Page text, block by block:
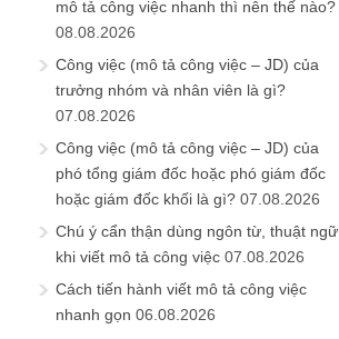
mô tả công việc nhanh thì nên thế nào?
08.08.2026
Công việc (mô tả công việc – JD) của
trưởng nhóm và nhân viên là gì?
07.08.2026
Công việc (mô tả công việc – JD) của
phó tổng giám đốc hoặc phó giám đốc
hoặc giám đốc khối là gì? 07.08.2026
Chú ý cẩn thận dùng ngôn từ, thuật ngữ
khi viết mô tả công việc 07.08.2026
Cách tiến hành viết mô tả công việc
nhanh gọn 06.08.2026